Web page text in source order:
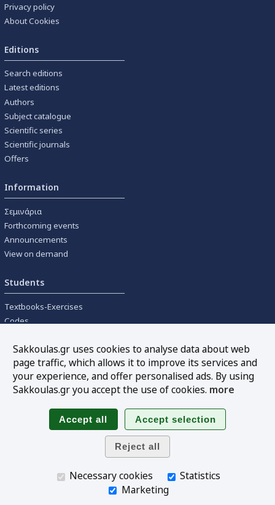
Privacy policy
About Cookies
Editions
Search editions
Latest editions
Authors
Subject catalogue
Scientific series
Scientific journals
Offers
Information
Σεμινάρια
Forthcoming events
Announcements
View on demand
Students
Textbooks-Exercises
Codes
Tools
Online interest calculation
Follow us
Sakkoulas.gr uses cookies to analyse data about web
page traffic, which allows it to improve its services and
your experience, and offer personalised ads. By using
Sakkoulas.gr you accept the use of cookies. more
Necessary cookies
Statistics
Marketing